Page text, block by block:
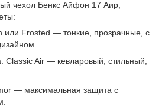
чехол Бенкс Айфон 17 Аир,
или Frosted — тонкие, прозрачные, с
Classic Air — кевларовый, стильный,
— максимальная защита с